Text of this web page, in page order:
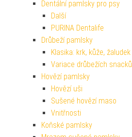
Dentální pamlsky pro psy
Další
PURINA Dentalife
Drůbeží pamlsky
Klasika: krk, kůže, žaludek
Variace drůbežích snacků
Hovězí pamlsky
Hovězí uši
Sušené hovězí maso
Vnitřnosti
Koňské pamlsky